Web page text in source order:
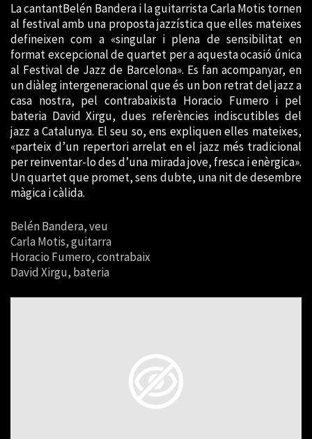
La cantantBelén Bandera i la guitarrista Carla Motis tornen
al festival amb una proposta jazzística que elles mateixes
defineixen com a «singular i plena de sensibilitat en
format excepcional de quartet per a aquesta ocasió única
al Festival de Jazz de Barcelona». Es fan acompanyar, en
un diàleg intergeneracional que és un bon retrat del jazz a
casa nostra, pel contrabaixista Horacio Fumero i pel
bateria David Xirgu, dues referències indiscutibles del
jazz a Catalunya. El seu so, ens expliquen elles mateixes,
«parteix d’un repertori arrelat en el jazz més tradicional
per reinventar-lo des d’una mirada jove, fresca i enèrgica».
Un quartet que promet, sens dubte, una nit de desembre
màgica i càlida.
Belén Bandera, veu
Carla Motis, guitarra
Horacio Fumero, contrabaix
David Xirgu, bateria